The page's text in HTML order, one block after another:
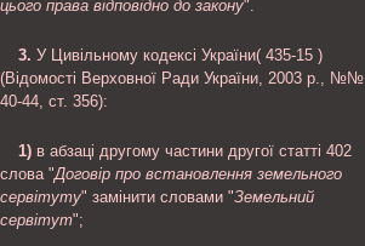
цього права відповідно до закону".
3. У Цивільному кодексі України( 435-15 )
(Відомості Верховної Ради України, 2003 р., №№
40-44, ст. 356):
1) в абзаці другому частини другої статті 402
слова "Договір про встановлення земельного
сервітуту" замінити словами "Земельний
сервітут";